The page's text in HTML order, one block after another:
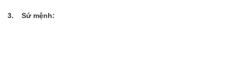
3. Sứ mệnh: